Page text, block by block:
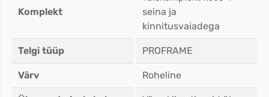
Komplekt
seina ja
kinnitusvaiadega
Telgi tüüp PROFRAME
Värv Roheline